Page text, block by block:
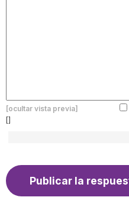
[ocultar vista previa]
[]